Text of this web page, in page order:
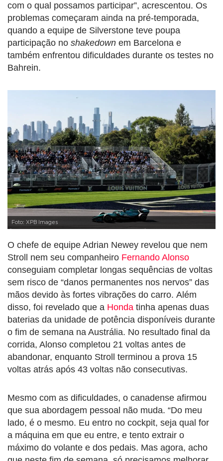
com o qual possamos participar”, acrescentou. Os
problemas começaram ainda na pré-temporada,
quando a equipe de Silverstone teve poupa
participação no shakedown em Barcelona e
também enfrentou dificuldades durante os testes no
Bahrein.
Foto: XPB Images
O chefe de equipe Adrian Newey revelou que nem
Stroll nem seu companheiro Fernando Alonso
conseguiam completar longas sequências de voltas
sem risco de “danos permanentes nos nervos” das
mãos devido às fortes vibrações do carro. Além
disso, foi revelado que a Honda tinha apenas duas
baterias da unidade de potência disponíveis durante
o fim de semana na Austrália. No resultado final da
corrida, Alonso completou 21 voltas antes de
abandonar, enquanto Stroll terminou a prova 15
voltas atrás após 43 voltas não consecutivas.
Mesmo com as dificuldades, o canadense afirmou
que sua abordagem pessoal não muda. “Do meu
lado, é o mesmo. Eu entro no cockpit, seja qual for
a máquina em que eu entre, e tento extrair o
máximo do volante e dos pedais. Mas agora, acho